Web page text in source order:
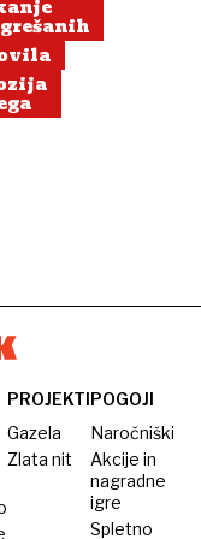
na
zabavo
PROJEKTI
Gazela
Zlata nit
POGOJI
Naročniški
Akcije in
nagradne
igre
Spletno